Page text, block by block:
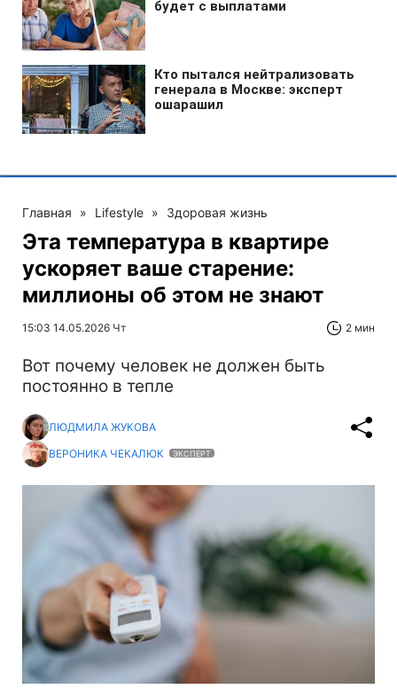
Главная » Lifestyle » Здоровая жизнь
Эта температура в квартире
ускоряет ваше старение:
миллионы об этом не знают
15:03 14.05.2026 Чт 2 мин
Вот почему человек не должен быть
постоянно в тепле
ЛЮДМИЛА ЖУКОВА
ВЕРОНИКА ЧЕКАЛЮК
ЭКСПЕРТ